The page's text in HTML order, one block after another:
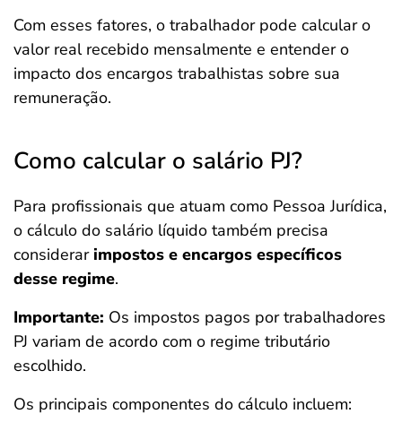
Com esses fatores, o trabalhador pode calcular o
valor real recebido mensalmente e entender o
impacto dos encargos trabalhistas sobre sua
remuneração.
Como calcular o salário PJ?
Para profissionais que atuam como Pessoa Jurídica,
o cálculo do salário líquido também precisa
considerarimpostos e encargos específicos
desse regime.
Importante: Os impostos pagos por trabalhadores
PJ variam de acordo com o regime tributário
escolhido.
Os principais componentes do cálculo incluem: